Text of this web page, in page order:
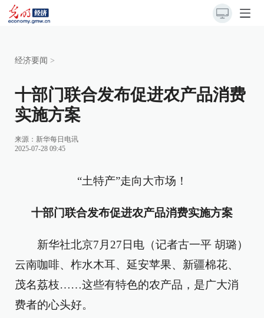
经济要闻 >
十部门联合发布促进农产品消费
实施方案
来源： 新华每日电讯
2025-07-28 09:45
“土特产”走向大市场！
十部门联合发布促进农产品消费实施方案
新华社北京7月27日电（记者古一平 胡璐）
云南咖啡、柞水木耳、延安苹果、新疆棉花、
茂名荔枝……这些有特色的农产品，是广大消
费者的心头好。